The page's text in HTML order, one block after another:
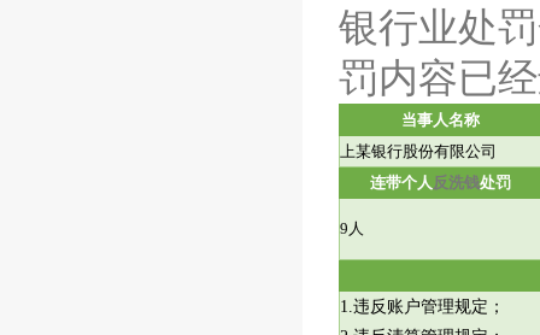
银行业处
罚内容已
当事人名称
上某银行股份有限公司
连带个人反洗钱处罚
9 人
1.违反账户管理规定；